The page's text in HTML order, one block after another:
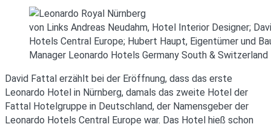
von Links Andreas Neudahm, Hotel Interior Designer;
Hotels Central Europe; Hubert Haupt, Eigentümer und
Manager Leonardo Hotels Germany South & Switzerland
David Fattal erzählt bei der Eröffnung, dass das erste
Leonardo Hotel in Nürnberg, damals das zweite Hotel der
Fattal Hotelgruppe in Deutschland, der Namensgeber der
Leonardo Hotels Central Europe war. Das Hotel hieß schon